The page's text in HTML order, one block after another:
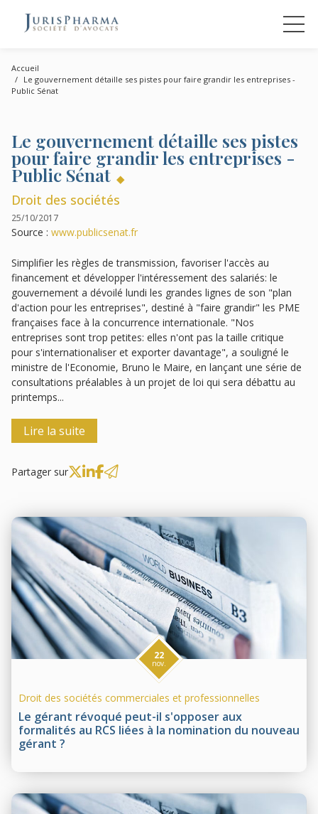
Accueil
Le gouvernement détaille ses pistes pour faire grandir les entreprises -
Public Sénat
Le gouvernement détaille ses pistes
pour faire grandir les entreprises -
Public Sénat
Droit des sociétés
25/10/2017
Source : www.publicsenat.fr
Simplifier les règles de transmission, favoriser l'accès au
financement et développer l'intéressement des salariés: le
gouvernement a dévoilé lundi les grandes lignes de son "plan
d'action pour les entreprises", destiné à "faire grandir" les PME
françaises face à la concurrence internationale. "Nos
entreprises sont trop petites: elles n'ont pas la taille critique
pour s'internationaliser et exporter davantage", a souligné le
ministre de l'Economie, Bruno le Maire, en lançant une série de
consultations préalables à un projet de loi qui sera débattu au
printemps...
Lire la suite
Partager sur
Le gérant révoqué peut-il s'opposer aux
formalités au RCS liées à la nomination du nouveau
gérant ?
22
nov.
Droit des sociétés commerciales et professionnelles